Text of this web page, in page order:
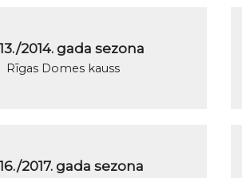
2014. gada sezona
Rīgas Domes kauss
2017. gada sezona